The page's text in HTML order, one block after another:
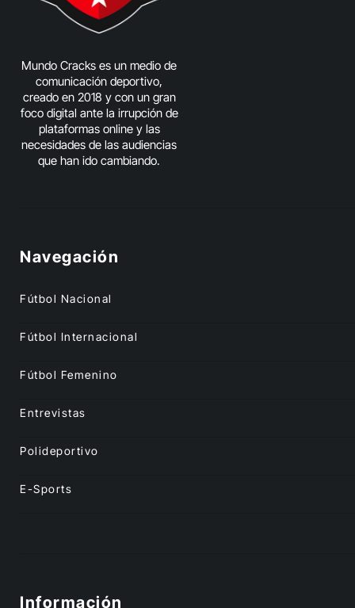
Mundo Cracks es un medio de
comunicación deportivo,
creado en 2018 y con un gran
foco digital ante la irrupción de
plataformas online y las
necesidades de las audiencias
que han ido cambiando.
Navegación
Fútbol Nacional
Fútbol Internacional
Fútbol Femenino
Entrevistas
Polideportivo
E-Sports
Información